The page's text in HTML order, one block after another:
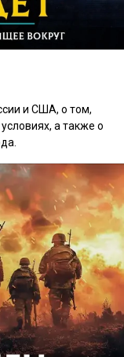
и США, о том,
а также о